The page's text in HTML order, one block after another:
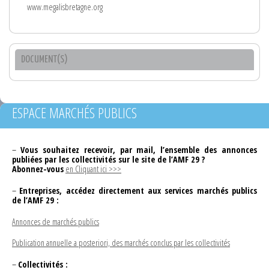
www.megalisbretagne.org
DOCUMENT(S)
ESPACE MARCHÉS PUBLICS
– Vous souhaitez recevoir, par mail, l’ensemble des annonces
publiées par les collectivités sur le site de l’AMF 29 ?
Abonnez-vous en Cliquant ici >>>
– Entreprises, accédez directement aux services marchés publics
de l’AMF 29 :
Annonces de marchés publics
Publication annuelle a posteriori, des marchés conclus par les collectivités
– Collectivités :